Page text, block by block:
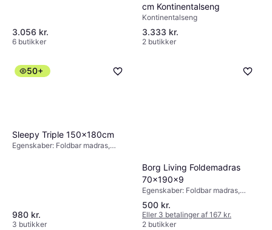
3.056 kr.
6 butikker
cm Kontinentalseng
Kontinentalseng
3.333 kr.
2 butikker
50+
Sleepy Triple 150x180cm
Egenskaber: Foldbar madras,
980 kr.
3 butikker
Borg Living Foldemadras
70x190x9
Egenskaber: Foldbar madras,
Materiale: Træ, Madrastykkelse:
7cm
500 kr.
Eller 3 betalinger af 167 kr.
2 butikker